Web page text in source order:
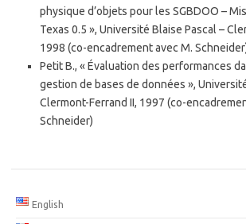
physique d’objets pour les SGBDOO –
Texas 0.5 », Université Blaise Pascal –
1998 (co-encadrement avec M.
Petit B., « Évaluation des performances
gestion de bases de données »,
Clermont-Ferrand II, 1997 (co-
Schneider)
English